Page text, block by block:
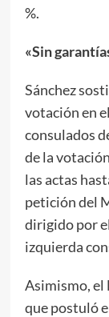
%.
«Sin
Sánchez
votación en
consulados
de la
las actas
petición del
dirigido por
izquierda
Asimismo, el
que postuló